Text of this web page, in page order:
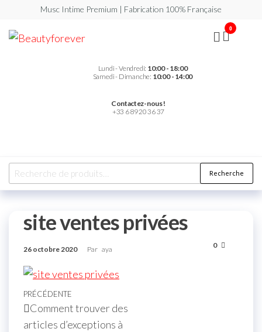
Musc Intime Premium | Fabrication 100% Française
Lundi - Vendredi: 10:00 - 18:00
Samedi - Dimanche: 10:00 - 14:00
Contactez-nous !
+33 6 89 20 36 37
0
Recherche
site ventes privées
26 octobre 2020 Par aya 0
PRÉCÉDENTE
Comment trouver des
articles d’exceptions à